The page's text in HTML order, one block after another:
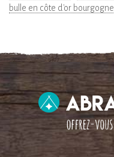
bulle en côte d'or bourgogne